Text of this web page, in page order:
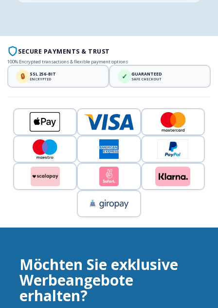
SECURE PAYMENTS & TRUST
100% Encrypted transactions & flexible payment options
🔒 SSL 256-BIT
ENCRYPTED ✓ GUARANTEED
SAFE CHECKOUT
Möchten Sie exklusive
Werbeangebote
erhalten?